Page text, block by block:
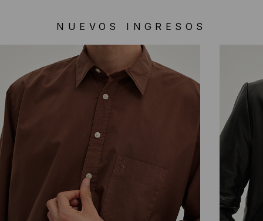
NUEVOS INGRESOS